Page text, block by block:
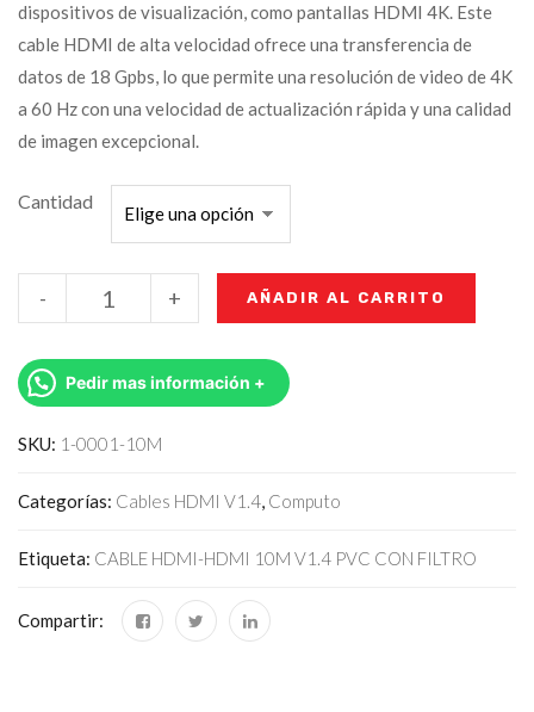
dispositivos de visualización, como pantallas HDMI 4K. Este
cable HDMI de alta velocidad ofrece una transferencia de
datos de 18 Gpbs, lo que permite una resolución de video de 4K
a 60 Hz con una velocidad de actualización rápida y una calidad
de imagen excepcional.
Cantidad
+
- AÑADIR AL CARRITO
Pedir mas información +
SKU: 1-0001-10M
Categorías: Cables HDMI V1.4, Computo
Etiqueta: CABLE HDMI-HDMI 10M V1.4 PVC CON FILTRO
Compartir: